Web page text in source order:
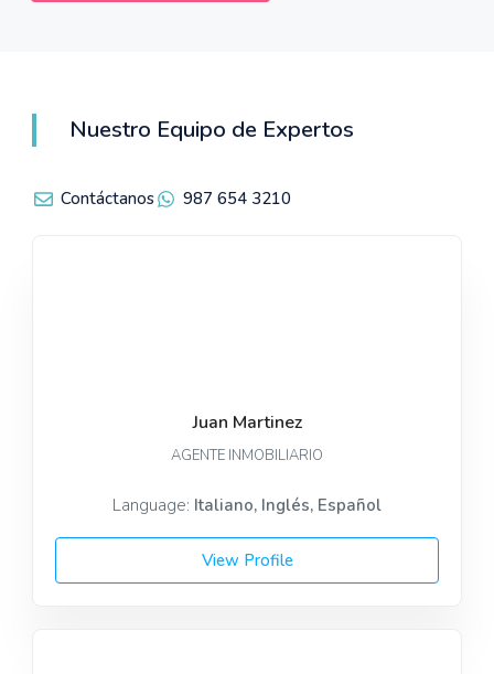
Nuestro Equipo de Expertos
Contáctanos 987 654 3210
Juan Martinez
AGENTE INMOBILIARIO
Language: Italiano, Inglés, Español
View Profile